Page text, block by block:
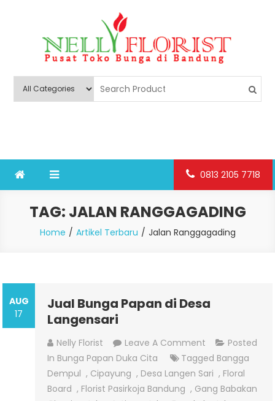
Nelly Florist Bandung
0813 2105 7718
TAG: JALAN RANGGAGADING
Home Artikel Terbaru Jalan Ranggagading
AUG
17
Jual Bunga Papan di Desa
Langensari
Nelly Florist Leave A Comment On
Jual
Bunga
Papan
Posted
In Bunga Papan Duka Cita Tagged Bangga
Dempul , Cipayung , Desa Langen Sari , Floral
Board , Florist Pasirkoja Bandung , Gang Babakan